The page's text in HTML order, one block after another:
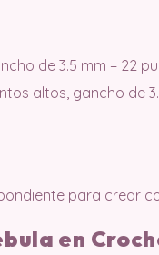
de 3.5 mm = 22
altos, gancho de
para crear
en